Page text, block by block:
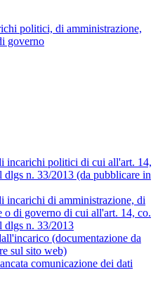
politici, di amministrazione,
governo
incarichi politici di cui all'art. 14,
dlgs n. 33/2013 (da pubblicare in
incarichi di amministrazione, di
o di governo di cui all'art. 14, co.
dlgs n. 33/2013
(documentazione da
sul sito web)
comunicazione dei dati